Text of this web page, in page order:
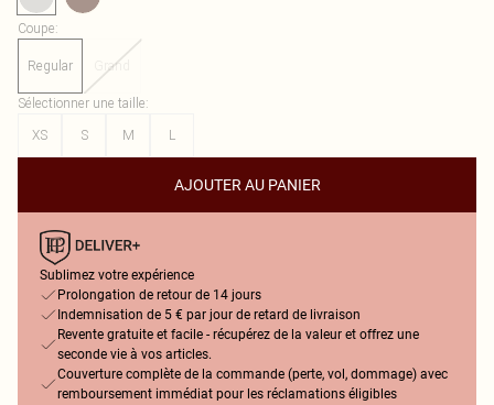
Coupe:
Regular Grand
Sélectionner une taille:
XS
S M L
AJOUTER AU PANIER
Sublimez votre expérience
Prolongation de retour de 14 jours
Indemnisation de 5 € par jour de retard de livraison
Revente gratuite et facile - récupérez de la valeur et offrez une
seconde vie à vos articles.
Couverture complète de la commande (perte, vol, dommage) avec
remboursement immédiat pour les réclamations éligibles